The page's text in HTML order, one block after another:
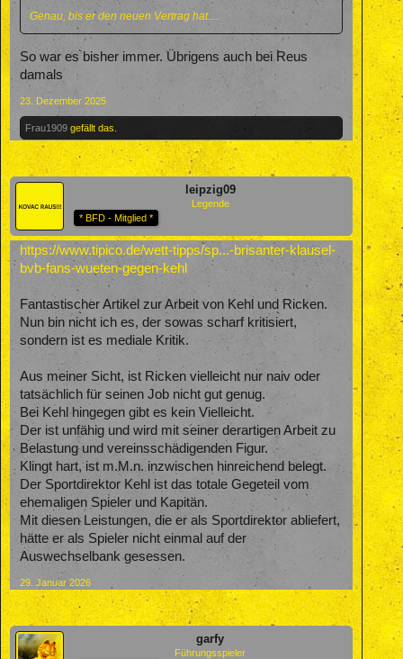
Genau, bis er den neuen Vertrag hat....
So war es bisher immer. Übrigens auch bei Reus
damals
23. Dezember 2025
Frau1909 gefällt das.
leipzig09
Legende
* BFD - Mitglied *
https://www.tipico.de/wett-tipps/sp...-brisanter-klausel-
bvb-fans-wueten-gegen-kehl
Fantastischer Artikel zur Arbeit von Kehl und Ricken.
Nun bin nicht ich es, der sowas scharf kritisiert,
sondern ist es mediale Kritik.
Aus meiner Sicht, ist Ricken vielleicht nur naiv oder
tatsächlich für seinen Job nicht gut genug.
Bei Kehl hingegen gibt es kein Vielleicht.
Der ist unfähig und wird mit seiner derartigen Arbeit zu
Belastung und vereinsschädigenden Figur.
Klingt hart, ist m.M.n. inzwischen hinreichend belegt.
Der Sportdirektor Kehl ist das totale Gegeteil vom
ehemaligen Spieler und Kapitän.
Mit diesen Leistungen, die er als Sportdirektor abliefert,
hätte er als Spieler nicht einmal auf der
Auswechselbank gesessen.
29. Januar 2026
garfy
Führungsspieler